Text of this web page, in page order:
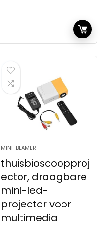
MINI-BEAMER
thuisbioscoopproj
ector, draagbare
mini-led-
projector voor
multimedia